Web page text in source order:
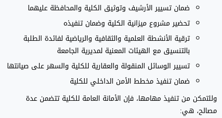
ضمان تسيير الأرشيف وتوثيق الكلية والمحافظة عليهما
تحضير مشروع ميزانية الكلية وضمان تنفيذه
ترقية الأنشطة العلمية والثقافية والرياضية لفائدة الطلبة
بالتنسيق مع الهيئات المعنية لمديرية الجامعة
تسيير الوسائل المنقولة والعقارية للكلية والسهر على صيانتها
ضمان تنفيذ مخطط الأمن الداخلي للكلية
وللتمكن من تنفيذ مهامها، فإن الأمانة العامة للكلية تتضمن عدة
مصالح، هي: